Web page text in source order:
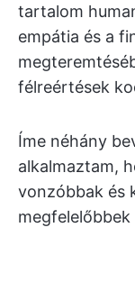
tartalom
empátia és a
félreértések
Íme néhány
alkalmaztam,
vonzóbbak és
megfelelőbbek